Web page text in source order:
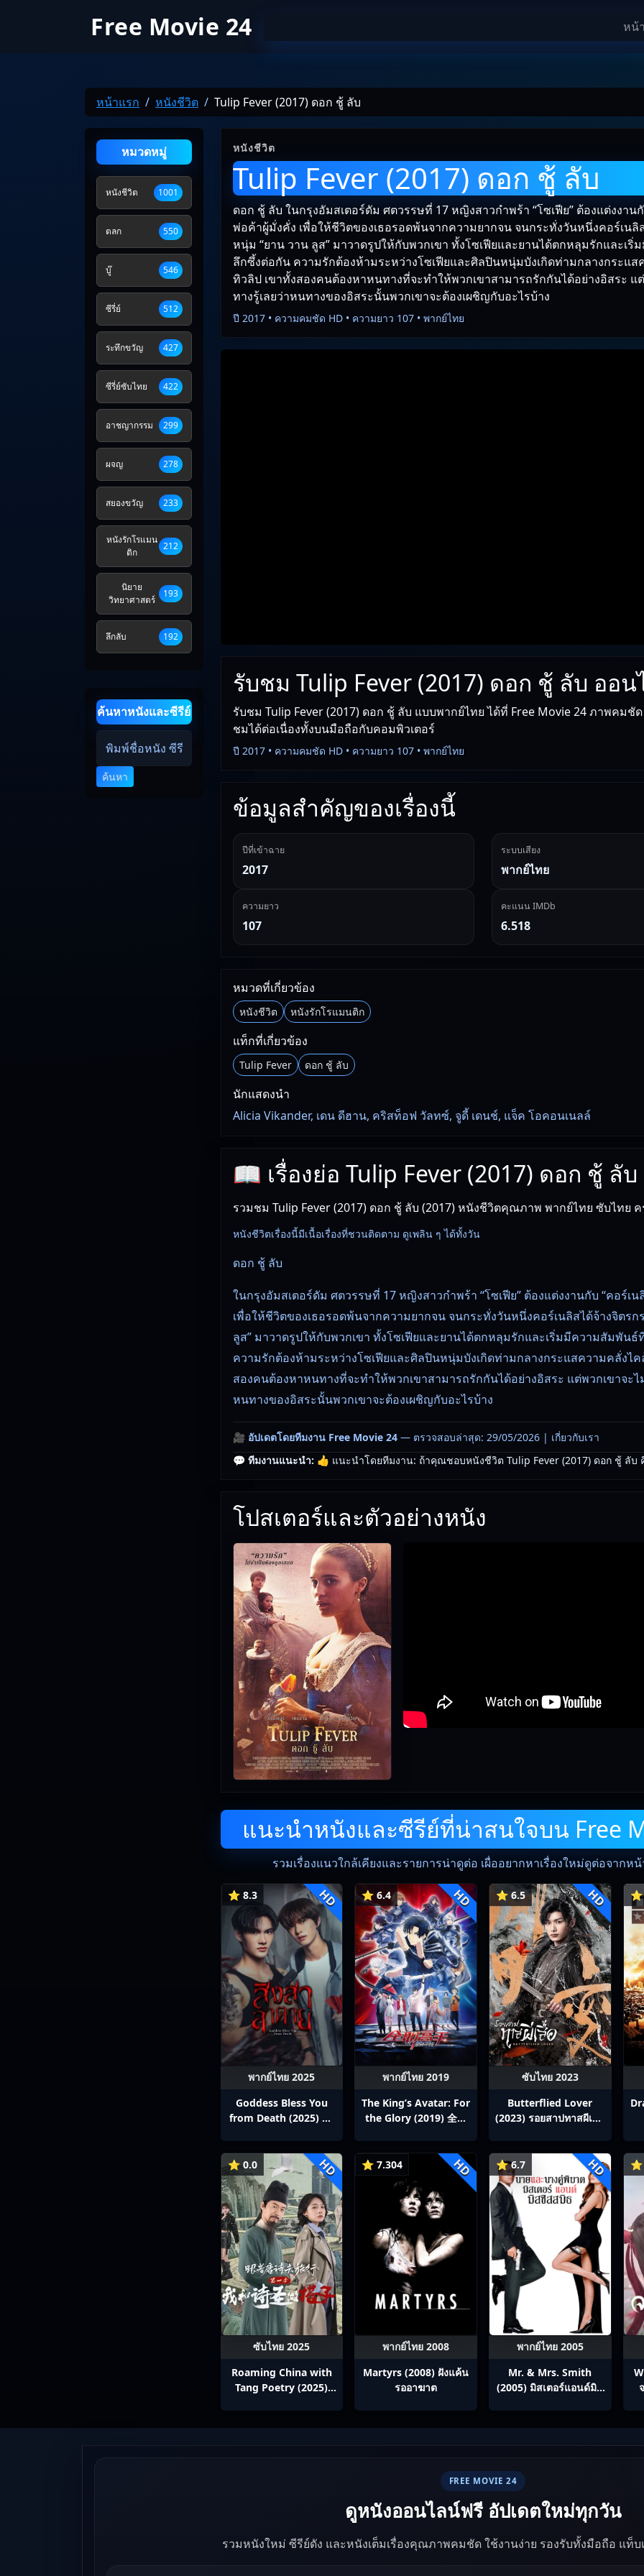
Free Movie 24 หน้
หน้าแรก หนังชีวิต Tulip Fever (2017) ดอก ชู้ ลับ
หมวดหมู่
หนังชีวิต 1001
ตลก 550
บู๊ 546
ซีรี่ย์ 512
ระทึกขวัญ 427
ซีรี่ย์ซับไทย 422
อาชญากรรม 299
ผจญ 278
สยองขวัญ 233
หนังรักโรแมน
ติก
212
นิยาย
วิทยาศาสตร์
193
ลึกลับ 192
ค้นหาหนังและซีรีย์
ค้นหา
หนังชีวิต
Tulip Fever (2017) ดอก ชู้ ลับ
ดอก ชู้ ลับ ในกรุงอัมสเตอร์ดัม ศตวรรษที่ 17 หญิงสาวกำพร้า “โซเฟีย” ต้องแต่งงาน
พ่อค้าผู้มั่งคั่ง เพื่อให้ชีวิตของเธอรอดพ้นจากความยากจน จนกระทั่งวันหนึ่งคอร์เนลิ
หนุ่ม “ยาน วาน ลูส” มาวาดรูปให้กับพวกเขา ทั้งโซเฟียและยานได้ตกหลุมรักและเ
ลึกซึ้งต่อกัน ความรักต้องห้ามระหว่างโซเฟียและศิลปินหนุ่มบังเกิดท่ามกลางกระแ
ทิวลิป เขาทั้งสองคนต้องหาหนทางที่จะทำให้พวกเขาสามารถรักกันได้อย่างอิสระ แ
ทางรู้เลยว่าหนทางของอิสระนั้นพวกเขาจะต้องเผชิญกับอะไรบ้าง
ปี 2017 • ความคมชัด HD • ความยาว 107 • พากย์ไทย
รับชม Tulip Fever (2017) ดอก ชู้ ลับ ออ
รับชม Tulip Fever (2017) ดอก ชู้ ลับ แบบพากย์ไทย ได้ที่ Free Movie 24 ภาพคมชัด
ชมได้ต่อเนื่องทั้งบนมือถือกับคอมพิวเตอร์
ปี 2017 • ความคมชัด HD • ความยาว 107 • พากย์ไทย
ข้อมูลสำคัญของเรื่องนี้
ปีที่เข้าฉาย
2017
ระบบเสียง
พากย์ไทย
ความยาว
107
คะแนน IMDb
6.518
หมวดที่เกี่ยวข้อง
หนังชีวิต หนังรักโรแมนติก
แท็กที่เกี่ยวข้อง
Tulip Fever ดอก ชู้ ลับ
นักแสดงนำ
Alicia Vikander, เดน ดีฮาน, คริสท็อฟ วัลทซ์, จูดี้ เดนช์, แจ็ค โอคอนเนลล์
📖 เรื่องย่อ Tulip Fever (2017) ดอก ชู้ ลับ
รวมชม Tulip Fever (2017) ดอก ชู้ ลับ (2017) หนังชีวิตคุณภาพ พากย์ไทย ซับไทย
หนังชีวิตเรื่องนี้มีเนื้อเรื่องที่ชวนติดตาม ดูเพลิน ๆ ได้ทั้งวัน
ดอก ชู้ ลับ
ในกรุงอัมสเตอร์ดัม ศตวรรษที่ 17 หญิงสาวกำพร้า “โซเฟีย” ต้องแต่งงานกับ “คอร์เ
เพื่อให้ชีวิตของเธอรอดพ้นจากความยากจน จนกระทั่งวันหนึ่งคอร์เนลิสได้จ้างจิตรก
ลูส” มาวาดรูปให้กับพวกเขา ทั้งโซเฟียและยานได้ตกหลุมรักและเริ่มมีความสัมพัน
ความรักต้องห้ามระหว่างโซเฟียและศิลปินหนุ่มบังเกิดท่ามกลางกระแสความคลั่งไ
สองคนต้องหาหนทางที่จะทำให้พวกเขาสามารถรักกันได้อย่างอิสระ แต่พวกเขาจะไ
หนทางของอิสระนั้นพวกเขาจะต้องเผชิญกับอะไรบ้าง
🎥 อัปเดตโดยทีมงาน Free Movie 24— ตรวจสอบล่าสุด: 29/05/2026 | เกี่ยวกับเรา
💬 ทีมงานแนะนำ: 👍 แนะนำโดยทีมงาน: ถ้าคุณชอบหนังชีวิต Tulip Fever (2017) ดอก ชู้ ลับ
โปสเตอร์และตัวอย่างหนัง
แนะนำหนังและซีรีย์ที่น่าสนใจบน Free
รวมเรื่องแนวใกล้เคียงและรายการน่าดูต่อ เผื่ออยากหาเรื่องใหม่ดูต่อจากห
⭐ 8.3 HD
พากย์ไทย 2025
Goddess Bless You
from Death (2025) สิง
⭐ 6.4 HD
พากย์ไทย 2019
The King’s Avatar: For
the Glory (2019) 全职
⭐ 6.5 HD
ซับไทย 2023
Butterflied Lover
(2023) รอยสาปทาสผีเสื้อ
⭐
⭐ 0.0 HD
ซับไทย 2025
Roaming China with
Tang Poetry (2025)
ปรมาจารย์กวี ซับไทย
⭐ 7.304 HD
พากย์ไทย 2008
Martyrs (2008) ฝังแค้น
รออาฆาต
⭐ 6.7 HD
พากย์ไทย 2005
Mr. & Mrs. Smith
(2005) มิสเตอร์แอนด์มิส
FREE MOVIE 24
ดูหนังออนไลน์ฟรี อัปเดตใหม่ทุกวัน
รวมหนังใหม่ ซีรีย์ดัง และหนังเต็มเรื่องคุณภาพคมชัด ใช้งานง่าย รองรับทั้งมือถือ แท็บ